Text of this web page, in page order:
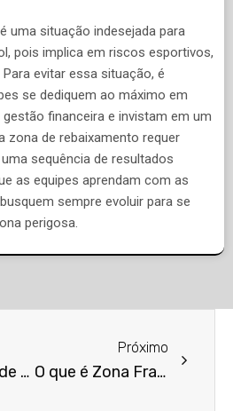
uma situação indesejada para
pois implica em riscos esportivos,
evitar essa situação, é
se dediquem ao máximo em
financeira e invistam em um
zona de rebaixamento requer
sequência de resultados
as equipes aprendam com as
sempre evoluir para se
perigosa.
O que é Zona de Processamento de Exportação (ZPE)?
Próximo
O que é Zona Franca?